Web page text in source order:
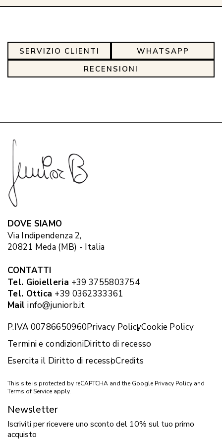
SERVIZIO CLIENTI
WHATSAPP
RECENSIONI
DOVE SIAMO
Via Indipendenza 2,
20821 Meda (MB) - Italia
CONTATTI
Tel. Gioielleria +39 3755803754
Tel. Ottica +39 0362333361
Mail info@juniorb.it
P.IVA 00786650960Privacy PolicyCookie Policy
Termini e condizioniDiritto di recesso
Esercita il Diritto di recessoCredits
This site is protected by reCAPTCHA and the Google Privacy Policy and
Terms of Service apply.
Newsletter
Iscriviti per ricevere uno sconto del 10% sul tuo primo
acquisto